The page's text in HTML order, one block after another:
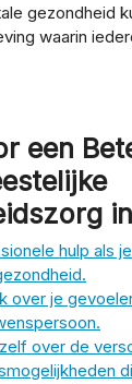
gezondheid
waarin
een
hulp als
over je
over de